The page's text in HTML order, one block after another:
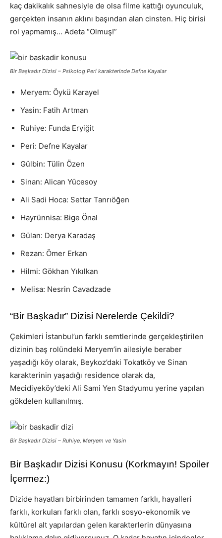
kaç dakikalık sahnesiyle de olsa filme kattığı oyunculuk,
gerçekten insanın aklını başından alan cinsten. Hiç birisi
rol yapmamış… Adeta “Olmuş!”
Bir Başkadır Dizisi – Psikolog Peri karakterinde Defne Kayalar
Meryem: Öykü Karayel
Yasin: Fatih Artman
Ruhiye: Funda Eryiğit
Peri: Defne Kayalar
Gülbin: Tülin Özen
Sinan: Alican Yücesoy
Ali Sadi Hoca: Settar Tanrıöğen
Hayrünnisa: Bige Önal
Gülan: Derya Karadaş
Rezan: Ömer Erkan
Hilmi: Gökhan Yıkılkan
Melisa: Nesrin Cavadzade
“Bir Başkadır” Dizisi Nerelerde Çekildi?
Çekimleri İstanbul’un farklı semtlerinde gerçekleştirilen
dizinin baş rolündeki Meryem’in ailesiyle beraber
yaşadığı köy olarak, Beykoz’daki Tokatköy ve Sinan
karakterinin yaşadığı residence olarak da,
Mecidiyeköy’deki Ali Sami Yen Stadyumu yerine yapılan
gökdelen kullanılmış.
Bir Başkadır Dizisi – Ruhiye, Meryem ve Yasin
Bir Başkadır Dizisi Konusu (Korkmayın! Spoiler
İçermez:)
Dizide hayatları birbirinden tamamen farklı, hayalleri
farklı, korkuları farklı olan, farklı sosyo-ekonomik ve
kültürel alt yapılardan gelen karakterlerin dünyasına